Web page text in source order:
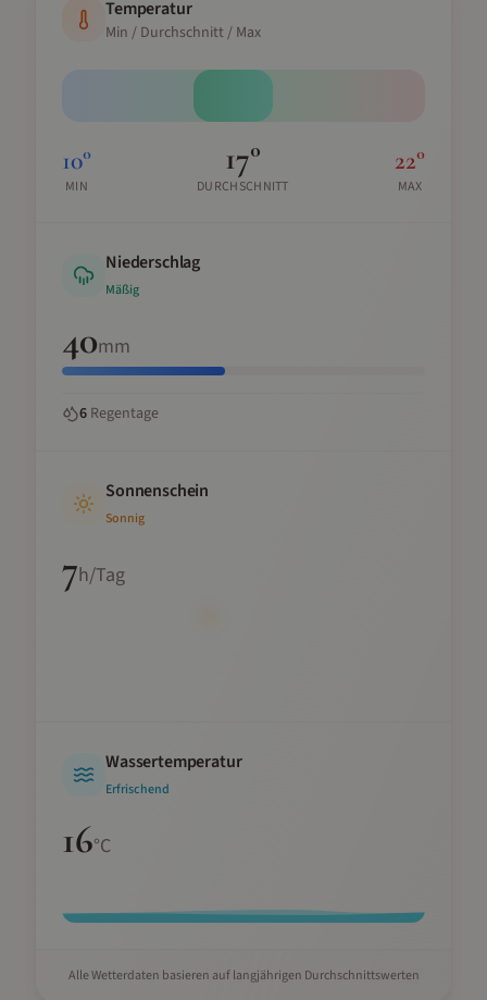
Temperatur
Min / Durchschnitt / Max
10°
MIN
17°
DURCHSCHNITT
22°
MAX
Niederschlag
Mäßig
40mm
6 Regentage
Sonnenschein
Sonnig
7h/Tag
Wassertemperatur
Erfrischend
16°C
Alle Wetterdaten basieren auf langjährigen Durchschnittswerten